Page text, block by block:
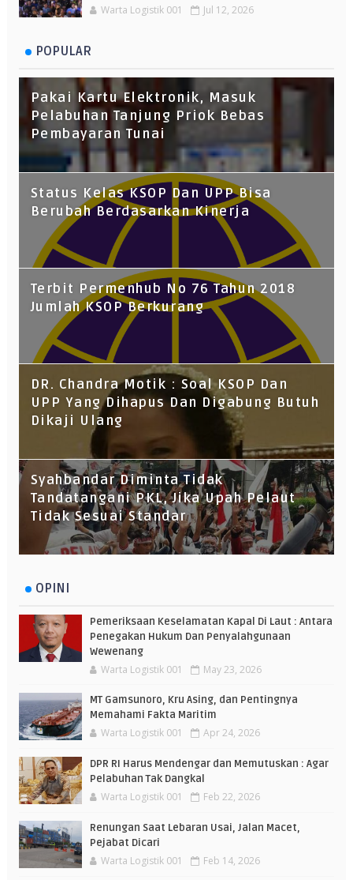
Warta Logistik 001 Jul 12, 2026
POPULAR
Pakai Kartu Elektronik, Masuk
Pelabuhan Tanjung Priok Bebas
Pembayaran Tunai
Status Kelas KSOP Dan UPP Bisa
Berubah Berdasarkan Kinerja
Terbit Permenhub No 76 Tahun 2018
Jumlah KSOP Berkurang
DR. Chandra Motik : Soal KSOP Dan
UPP Yang Dihapus Dan Digabung Butuh
Dikaji Ulang
Syahbandar Diminta Tidak
Tandatangani PKL, Jika Upah Pelaut
Tidak Sesuai Standar
OPINI
Pemeriksaan Keselamatan Kapal Di Laut : Antara
Penegakan Hukum Dan Penyalahgunaan
Wewenang
Warta Logistik 001 May 23, 2026
MT Gamsunoro, Kru Asing, dan Pentingnya
Memahami Fakta Maritim
Warta Logistik 001 Apr 24, 2026
DPR RI Harus Mendengar dan Memutuskan : Agar
Pelabuhan Tak Dangkal
Warta Logistik 001 Feb 22, 2026
Renungan Saat Lebaran Usai, Jalan Macet,
Pejabat Dicari
Warta Logistik 001 Feb 14, 2026